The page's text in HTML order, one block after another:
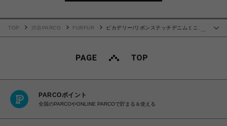
TOP 渋谷PARCO FURFUR
ピカデリー/リボンステッチデニムミニス
PARCOポイント
全国のPARCOやONLINE PARCOで貯まる＆使える